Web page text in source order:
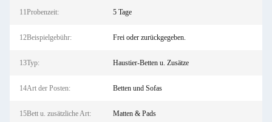
11Probenzeit: 5 Tage
12Beispielgebühr: Frei oder zurückgegeben.
13Typ: Haustier-Betten u. Zusätze
14Art der Posten: Betten und Sofas
15Bett u. zusätzliche Art: Matten & Pads